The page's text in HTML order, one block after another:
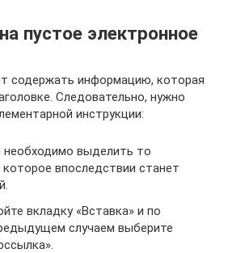
пустое электронное
содержать информацию, которая
Следовательно, нужно
инструкции:
необходимо выделить то
впоследствии станет
вкладку «Вставка» и по
случаем выберите